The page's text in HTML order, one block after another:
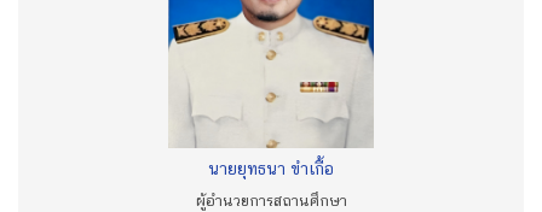
นายยุทธนา ขำเกื้อ
ผู้อำนวยการสถานศึกษา